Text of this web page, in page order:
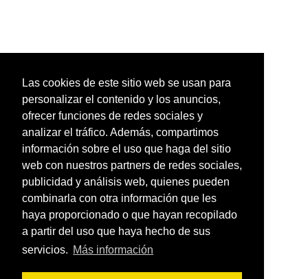
Las cookies de este sitio web se usan para
personalizar el contenido y los anuncios,
ofrecer funciones de redes sociales y
analizar el tráfico. Además, compartimos
información sobre el uso que haga del sitio
web con nuestros partners de redes sociales,
publicidad y análisis web, quienes pueden
combinarla con otra información que les
haya proporcionado o que hayan recopilado
a partir del uso que haya hecho de sus
servicios. Más información